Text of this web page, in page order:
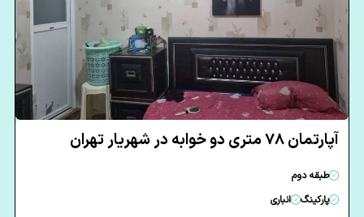
آپارتمان 78 متری دو خوابه در شهریار تهران
طبقه دوم
پارکینگ
انباری